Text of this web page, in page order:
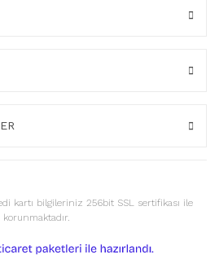
kartı bilgileriniz 256bit SSL sertifikası ile
korunmaktadır.
e-